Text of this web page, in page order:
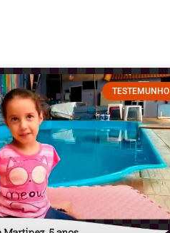
TESTEMUNHO